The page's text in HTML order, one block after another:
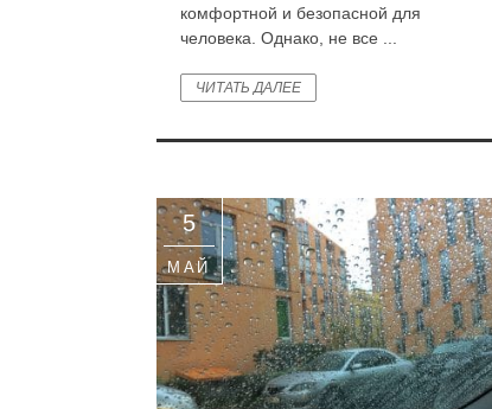
комфортной и безопасной для
человека. Однако, не все ...
ЧИТАТЬ ДАЛЕЕ
5
МАЙ